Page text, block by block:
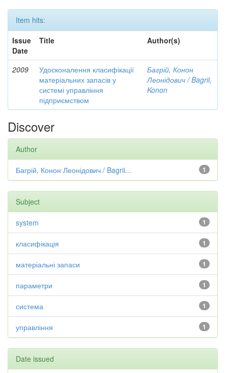
Item hits:
Issue
Date
Title Author(s)
2009
Удосконалення класифікації
матеріальних запасів у
системі управління
підприємством
Багрій, Конон
Леонідович / Bagrii,
Konon
Discover
Author
1
Багрій, Конон Леонідович / Bagrii...
Subject
1
system
1
класифікація
1
матеріальні запаси
1
параметри
1
система
1
управління
Date issued